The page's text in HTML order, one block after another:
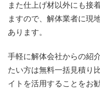
また仕上げ材以外にも接
ますので、解体業者に現
あります。
手軽に解体会社からの紹
たい方は無料一括見積り
イトを活用することをお